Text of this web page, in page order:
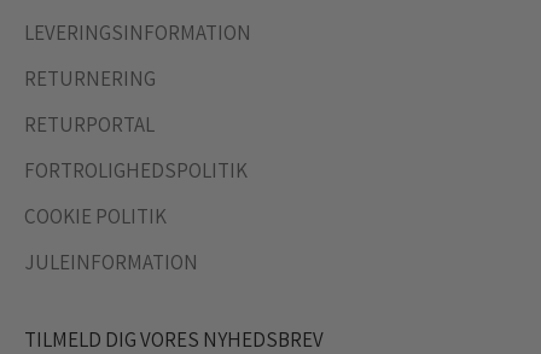
LEVERINGSINFORMATION
RETURNERING
RETURPORTAL
FORTROLIGHEDSPOLITIK
COOKIE POLITIK
JULEINFORMATION
TILMELD DIG VORES NYHEDSBREV